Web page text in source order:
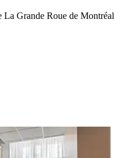
La Grande Roue de Montréal